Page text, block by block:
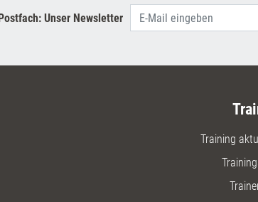
Unser Newsletter
Training